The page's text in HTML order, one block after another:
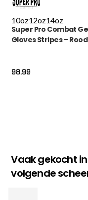
10oz12oz14oz
Super Pro Combat
Gloves Stripes –
98.99
Vaak gekocht
volgende